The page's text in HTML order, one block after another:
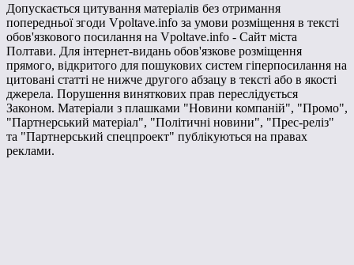
Допускається цитування матеріалів без отримання
попередньої згоди Vpoltave.info за умови розміщення в тексті
обов'язкового посилання на Vpoltave.info - Сайт міста
Полтави. Для інтернет-видань обов'язкове розміщення
прямого, відкритого для пошукових систем гіперпосилання на
цитовані статті не нижче другого абзацу в тексті або в якості
джерела. Порушення виняткових прав переслідується
Законом. Матеріали з плашками "Новини компаній", "Промо",
"Партнерський матеріал", "Політичні новини", "Прес-реліз"
та "Партнерський спецпроект" публікуються на правах
реклами.